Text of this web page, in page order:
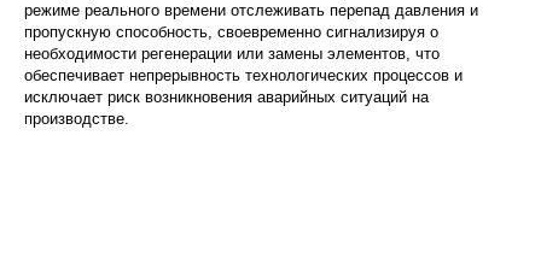
режиме реального времени отслеживать перепад давления и
пропускную способность, своевременно сигнализируя о
необходимости регенерации или замены элементов, что
обеспечивает непрерывность технологических процессов и
исключает риск возникновения аварийных ситуаций на
производстве.